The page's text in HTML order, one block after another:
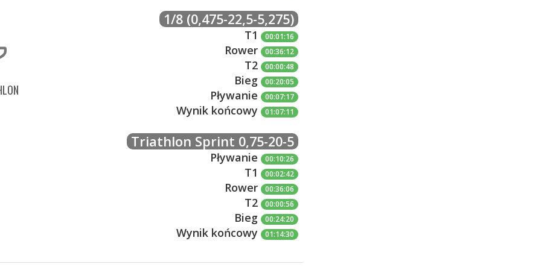
1/8 (0,475-22,5-5,275)
T1 00:01:16
Rower 00:36:12
T2 00:00:48
Bieg 00:20:05
Pływanie 00:07:17
Wynik końcowy 01:07:11
Triathlon Sprint 0,75-20-5
Pływanie 00:10:26
T1 00:02:42
Rower 00:36:06
T2 00:00:56
Bieg 00:24:20
Wynik końcowy 01:14:30